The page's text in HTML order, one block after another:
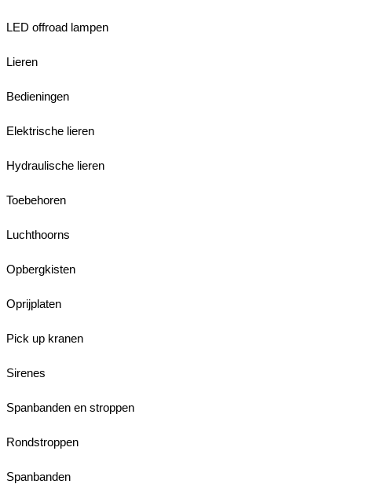
LED offroad lampen
Lieren
Bedieningen
Elektrische lieren
Hydraulische lieren
Toebehoren
Luchthoorns
Opbergkisten
Oprijplaten
Pick up kranen
Sirenes
Spanbanden en stroppen
Rondstroppen
Spanbanden